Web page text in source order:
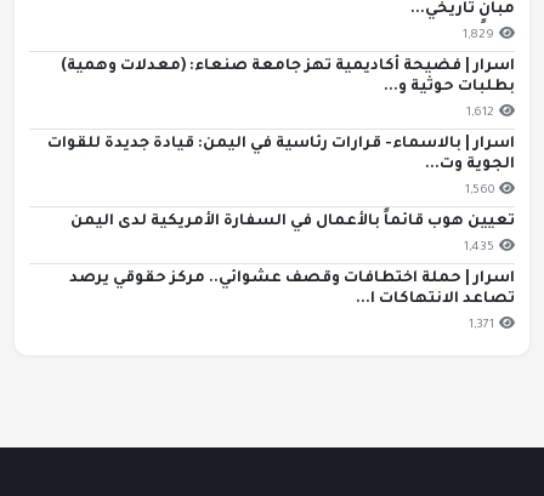
مبانٍ تاريخي...
1,829
اسرار | فضيحة أكاديمية تهز جامعة صنعاء: (معدلات وهمية)
بطلبات حوثية و...
1,612
اسرار | بالاسماء- قرارات رئاسية في اليمن: قيادة جديدة للقوات
الجوية وت...
1,560
تعيين هوب قائماً بالأعمال في السفارة الأمريكية لدى اليمن
1,435
اسرار | حملة اختطافات وقصف عشوائي.. مركز حقوقي يرصد
تصاعد الانتهاكات ا...
1,371